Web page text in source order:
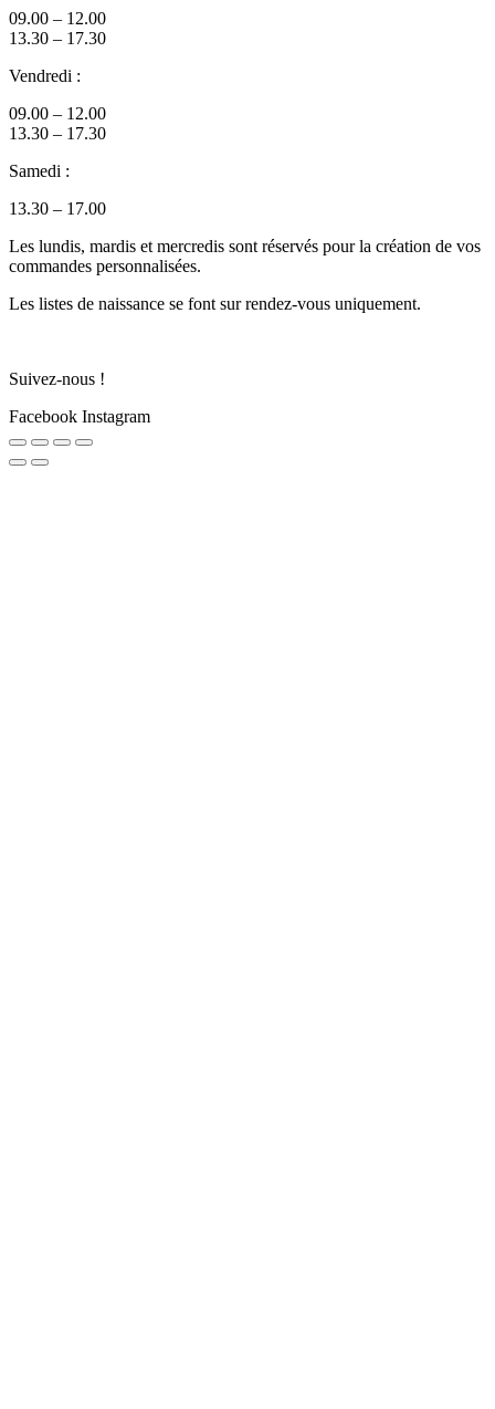
09.00 – 12.00
13.30 – 17.30
Vendredi :
09.00 – 12.00
13.30 – 17.30
Samedi :
13.30 – 17.00
Les lundis, mardis et mercredis sont réservés pour la création de vos
commandes personnalisées.
Les listes de naissance se font sur rendez-vous uniquement.
Suivez-nous !
Facebook Instagram